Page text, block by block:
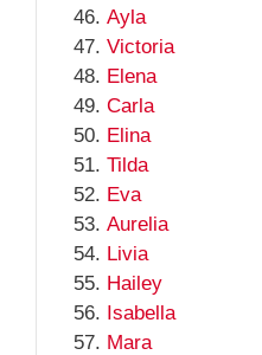
Ayla
Victoria
Elena
Carla
Elina
Tilda
Eva
Aurelia
Livia
Hailey
Isabella
Mara